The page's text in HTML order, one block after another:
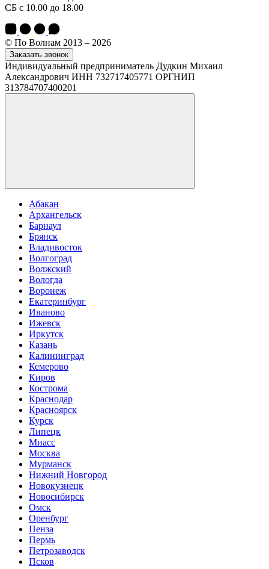
СБ с 10.00 до 18.00
© По Волнам 2013 – 2026
Заказать звонок
Индивидуальный предприниматель Дудкин Михаил
Александрович ИНН 732717405771 ОРГНИП
313784707400201
Абакан
Архангельск
Барнаул
Брянск
Владивосток
Волгоград
Волжский
Вологда
Воронеж
Екатеринбург
Иваново
Ижевск
Иркутск
Казань
Калининград
Кемерово
Киров
Кострома
Краснодар
Красноярск
Курск
Липецк
Миасс
Москва
Мурманск
Нижний Новгород
Новокузнецк
Новосибирск
Омск
Оренбург
Пенза
Пермь
Петрозаводск
Псков